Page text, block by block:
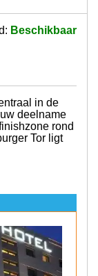
Beschikbaar
in de
deelname
rond
Tor ligt